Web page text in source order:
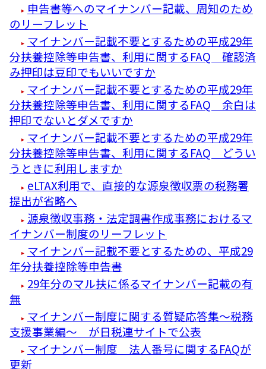
申告書等へのマイナンバー記載、周知のため
のリーフレット
マイナンバー記載不要とするための平成29年
分扶養控除等申告書、利用に関するFAQ 確認済
み押印は豆印でもいいですか
マイナンバー記載不要とするための平成29年
分扶養控除等申告書、利用に関するFAQ 余白は
押印でないとダメですか
マイナンバー記載不要とするための平成29年
分扶養控除等申告書、利用に関するFAQ どうい
うときに利用しますか
eLTAX利用で、直接的な源泉徴収票の税務署
提出が省略へ
源泉徴収事務・法定調書作成事務におけるマ
イナンバー制度のリーフレット
マイナンバー記載不要とするための、平成29
年分扶養控除等申告書
29年分のマル扶に係るマイナンバー記載の有
無
マイナンバー制度に関する質疑応答集～税務
支援事業編～ が日税連サイトで公表
マイナンバー制度 法人番号に関するFAQが
更新